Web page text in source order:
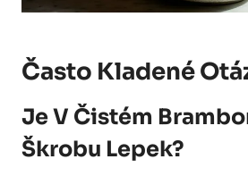
Často Kladené
Je V Čistém
Škrobu Lepek?